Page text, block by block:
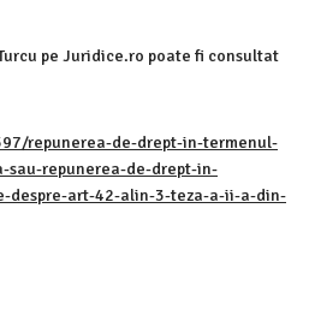
pe Juridice.ro poate fi consultat
repunerea-de-drept-in-termenul-
sau-repunerea-de-drept-in-
despre-art-42-alin-3-teza-a-ii-a-din-